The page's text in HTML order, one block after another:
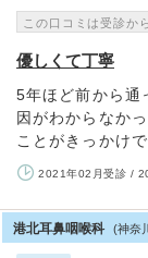
この口コミは受診か
優しくて丁寧
5年ほど前から通
因がわからなか
ことがきっかけ
2021年02月受診 /
港北耳鼻咽喉科 (神奈